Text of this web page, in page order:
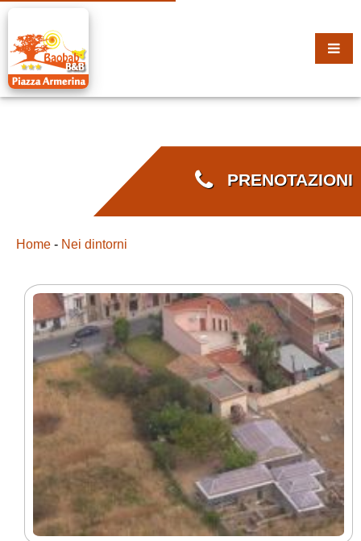
PRENOTAZIONI
Home - Nei dintorni